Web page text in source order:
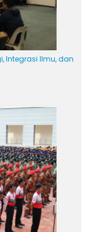
Integrasi Ilmu, dan